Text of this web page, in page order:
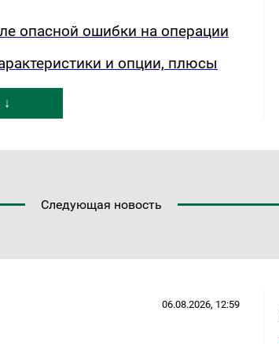
опасной ошибки на операции
и опции, плюсы
Следующая новость
06.08.2026, 12:59